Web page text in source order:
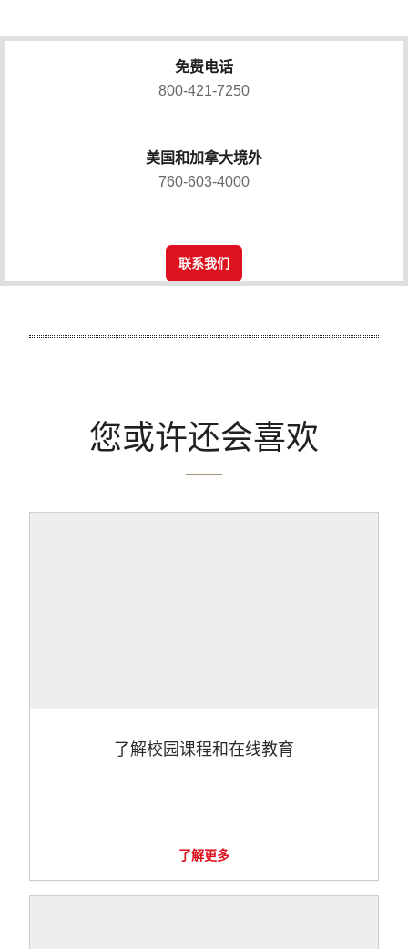
免费电话
800-421-7250
美国和加拿大境外
760-603-4000
联系我们
您或许还会喜欢
了解校园课程和在线教育
了解更多